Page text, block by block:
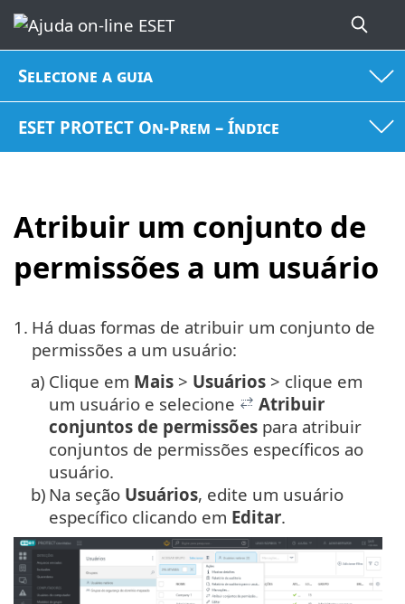
Selecione a guia
ESET PROTECT On-Prem – Índice
Atribuir um conjunto de
permissões a um usuário
1. Há duas formas de atribuir um conjunto de
permissões a um usuário:
a) Clique em Mais > Usuários > clique em
um usuário e selecione
Atribuir
conjuntos de permissões para atribuir
conjuntos de permissões específicos ao
usuário.
b) Na seção Usuários, edite um usuário
específico clicando em Editar.